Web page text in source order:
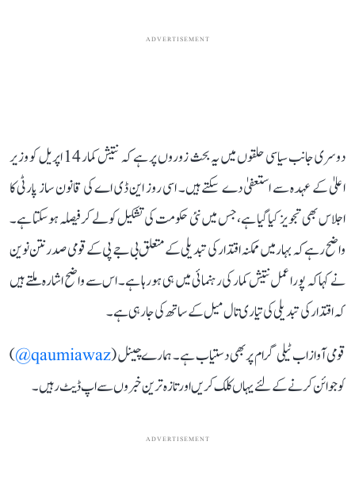
ADVERTISEMENT
دوسری جانب سیاسی حلقوں میں یہ بحث زوروں پر ہے کہ نتیش کمار 14 اپریل کو وزیر
اعلیٰ کے عہدہ سے استعفیٰ دے سکتے ہیں۔ اسی روز این ڈی اے کی قانون ساز پارٹی کا
اجلاس بھی تجویز کیا گیا ہے، جس میں نئی حکومت کی تشکیل کو لے کر فیصلہ ہو سکتا ہے۔
واضح رہے کہ بہار میں ممکنہ اقتدار کی تبدیلی کے متعلق بی جے پی کے قومی صدر نتن نوین
نے کہا کہ پورا عمل نتیش کمار کی رہنمائی میں ہی ہو رہا ہے۔ اس سے واضح اشارہ ملتے ہیں
کہ اقتدار کی تبدیلی کی تیاری تال میل کے ساتھ کی جا رہی ہے۔
قومی آواز اب ٹیلی گرام پر بھی دستیاب ہے۔ ہمارے چینل (qaumiawaz@
)
کو جوائن کرنے کے لئے یہاں کلک کریں اور تازہ ترین خبروں سے اپ ڈیٹ رہیں۔
ADVERTISEMENT